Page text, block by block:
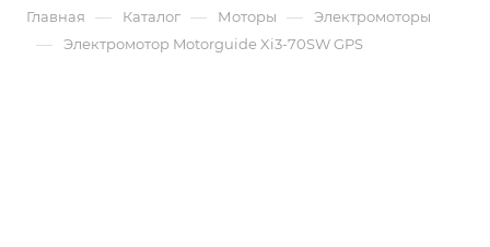
Главная — Каталог — Моторы — Электромоторы
— Электромотор Motorguide Xi3-70SW GPS